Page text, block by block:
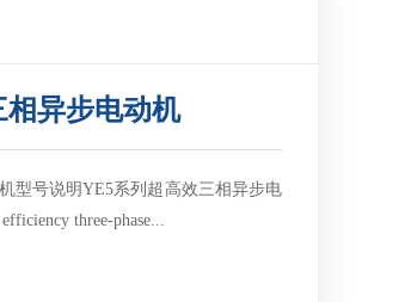
异步电动机
型号说明YE5系列超高效三相异步电
three-phase...